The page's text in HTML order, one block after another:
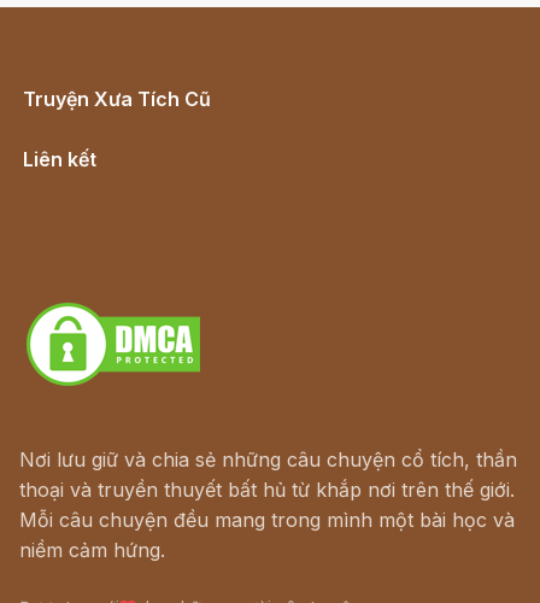
Truyện Xưa Tích Cũ
Liên kết
Nơi lưu giữ và chia sẻ những câu chuyện cổ tích, thần
thoại và truyền thuyết bất hủ từ khắp nơi trên thế giới.
Mỗi câu chuyện đều mang trong mình một bài học và
niềm cảm hứng.